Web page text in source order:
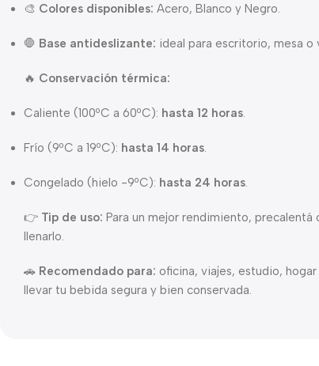
🎨 Colores disponibles: Acero, Blanco y Negro.
🛑 Base antideslizante: ideal para escritorio, mesa o
🔥 Conservación térmica:
Caliente (100ºC a 60ºC): hasta 12 horas
Frío (9ºC a 19ºC): hasta 14 horas
Congelado (hielo -9ºC): hasta 24 horas
👉 Tip de uso: Para un mejor rendimiento,
llenarlo.
🚗 Recomendado para: oficina, viajes, estudio,
llevar tu bebida segura y bien conservada.